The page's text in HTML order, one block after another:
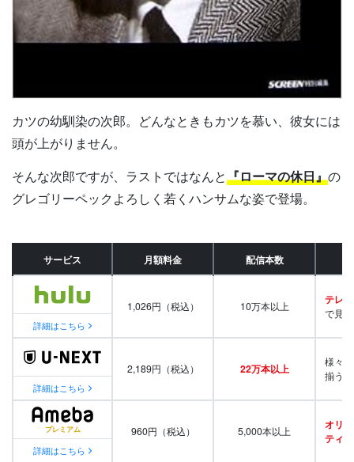
カツの幼馴染の次郎。どんなときもカツを慕い、彼女には
頭が上がりません。
そんな次郎ですが、ラストではなんと『ローマの休日』の
グレゴリーペックよろしく若くハンサムな姿で登場。
サービス 月額料金 配信本数
詳細はこちら
1,026円（税込） 10万本以上 テレビ
で見
詳細はこちら
2,189円（税込） 22万本以上
様々
揃う
詳細はこちら
960円（税込） 5,000本以上
オリ
ティ